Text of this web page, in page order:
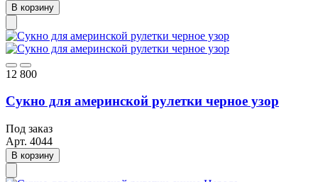
В корзину
12 800
Сукно для америнской рулетки черное узор
Под заказ
Арт. 4044
В корзину